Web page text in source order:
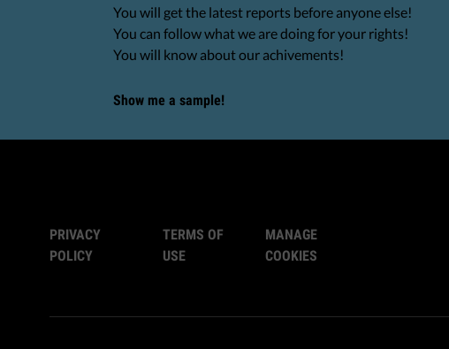
You will get the latest reports before anyone else!
You can follow what we are doing for your rights!
You will know about our achivements!
Show me a sample!
PRIVACY
POLICY
TERMS OF
USE
MANAGE
COOKIES